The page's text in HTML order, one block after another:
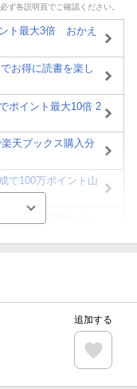
ず各説明頁でご確認ください。
ト最大3倍 おかえ
お得に読書を楽し
ポイント最大10倍 2
天ブックス購入分
で100万ポイント山
300円OFFクーポン
公演ペアチケット
追加する